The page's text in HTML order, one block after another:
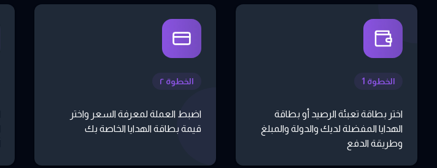
الخطوة 1
اختر بطاقة تعبئة الرصيد أو بطاقة
الهدايا المفضلة لديك والدولة والمبلغ
وطريقة الدفع
الخطوة ٢
اضبط العملة لمعرفة السعر واختر
قيمة بطاقة الهدايا الخاصة بك